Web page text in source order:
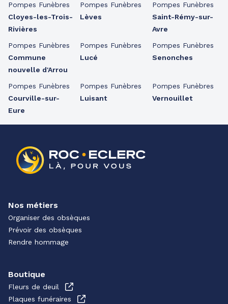
Pompes Funèbres
Cloyes-les-Trois-
Rivières
Pompes Funèbres
Commune
nouvelle d'Arrou
Pompes Funèbres
Courville-sur-
Eure
Pompes Funèbres
Lèves
Pompes Funèbres
Lucé
Pompes Funèbres
Luisant
Pompes Funèbres
Saint-Rémy-sur-
Avre
Pompes Funèbres
Senonches
Pompes Funèbres
Vernouillet
Nos métiers
Organiser des obsèques
Prévoir des obsèques
Rendre hommage
Boutique
Fleurs de deuil
Plaques funéraires